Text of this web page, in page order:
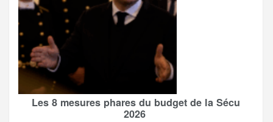
Les 8 mesures phares du budget de la Sécu
2026